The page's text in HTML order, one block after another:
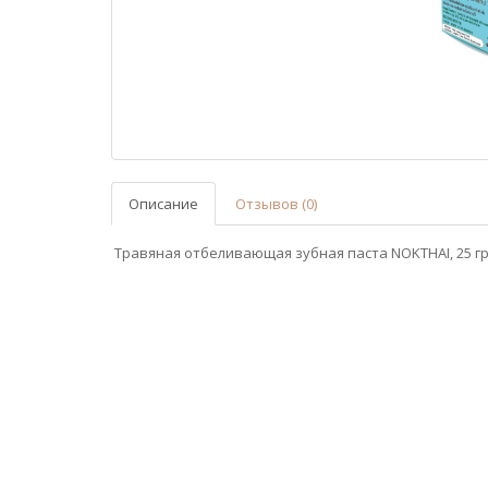
Описание Отзывов (0)
Травяная отбеливающая зубная паста NOKTHAI, 25 гр